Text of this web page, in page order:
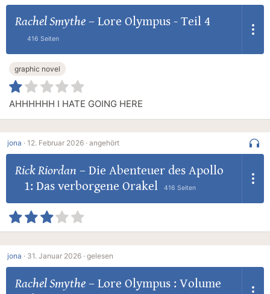
Rachel Smythe– Lore Olympus - Teil 4
416 Seiten
graphic novel
AHHHHHH I HATE GOING HERE
jona · 12. Februar 2026 · angehört
Rick Riordan – Die Abenteuer des Apollo
1: Das verborgene Orakel
416 Seiten
jona · 31. Januar 2026 · gelesen
Rachel Smythe– Lore Olympus : Volume